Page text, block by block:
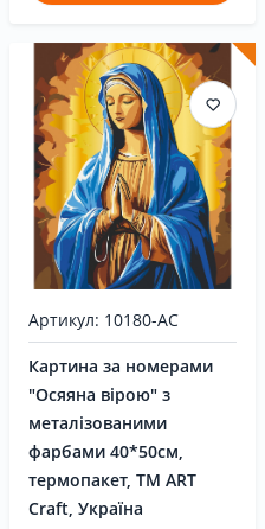
Артикул: 10180-AC
Картина за номерами
"Осяяна вірою" з
металізованими
фарбами 40*50см,
термопакет, ТМ ART
Craft, Україна